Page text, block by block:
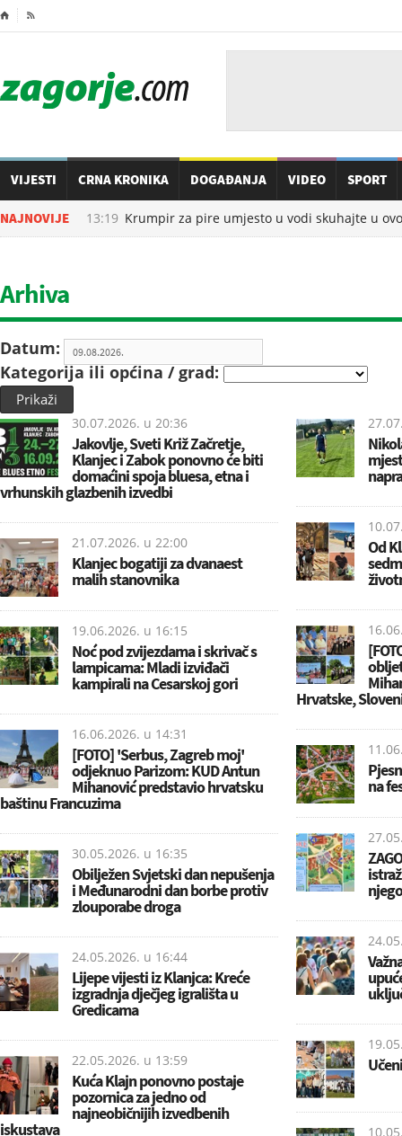
⌂ 
VIJESTI CRNA KRONIKA DOGAĐANJA VIDEO SPORT
NAJNOVIJE
u 13:19 Krumpir za pire umjesto u vodi skuhajte u
Arhiva
Datum:
Kategorija ili općina / grad:
Prikaži
30.07.2026. u 20:36
Jakovlje, Sveti Križ Začretje,
Klanjec i Zabok ponovno će biti
domaćini spoja bluesa, etna i
vrhunskih glazbenih izvedbi
21.07.2026. u 22:00
Klanjec bogatiji za dvanaest
malih stanovnika
19.06.2026. u 16:15
Noć pod zvijezdama i skrivač s
lampicama: Mladi izviđači
kampirali na Cesarskoj gori
16.06.2026. u 14:31
[FOTO] 'Serbus, Zagreb moj'
odjeknuo Parizom: KUD Antun
Mihanović predstavio hrvatsku
baštinu Francuzima
30.05.2026. u 16:35
Obilježen Svjetski dan nepušenja
i Međunarodni dan borbe protiv
zlouporabe droga
24.05.2026. u 16:44
Lijepe vijesti iz Klanjca: Kreće
izgradnja dječjeg igrališta u
Gredicama
22.05.2026. u 13:59
Kuća Klajn ponovno postaje
pozornica za jedno od
najneobičnijih izvedbenih
iskustava
Od
Hrvatske,
na